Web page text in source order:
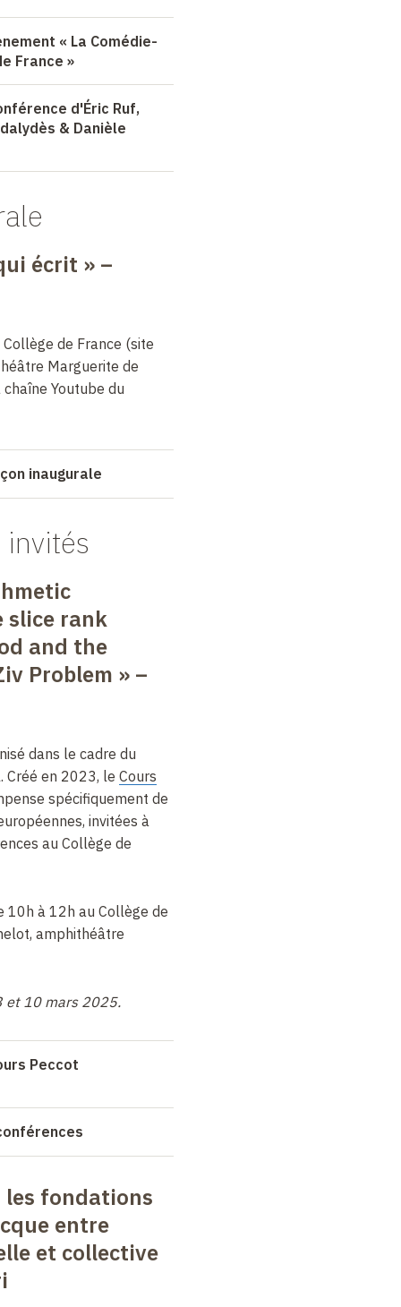
« La Comédie-
France »
d'Éric Ruf,
& Danièle
écrit » –
de France (site
Marguerite de
Youtube du
inaugurale
slice rank
and the
Problem » –
dans le cadre du
Créé en 2023, le Cours
spécifiquement de
invitées à
au Collège de
à 12h au Collège de
amphithéâtre
et 10 mars 2025.
Peccot
les fondations
entre
et collective